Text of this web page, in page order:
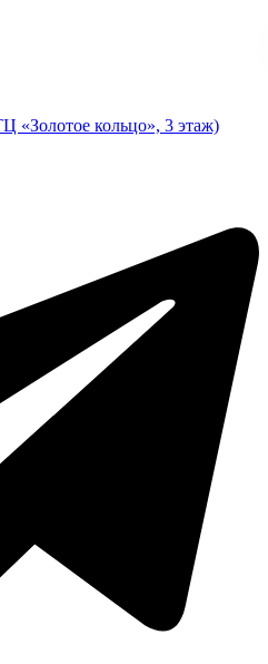
«Золотое кольцо», 3 этаж)